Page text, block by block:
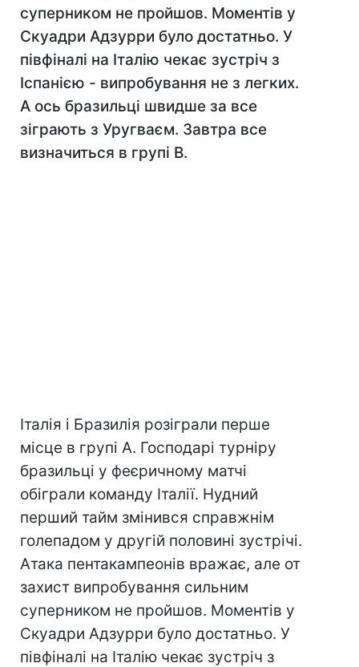
суперником не пройшов. Моментів у
Скуадри Адзурри було достатньо. У
півфіналі на Італію чекає зустріч з
Іспанією - випробування не з легких.
А ось бразильці швидше за все
зіграють з Уругваєм. Завтра все
визначиться в групі В.
Італія і Бразилія розіграли перше
місце в групі А. Господарі турніру
бразильці у феєричному матчі
обіграли команду Італії. Нудний
перший тайм змінився справжнім
голепадом у другій половині зустрічі.
Атака пентакампеонів вражає, але от
захист випробування сильним
суперником не пройшов. Моментів у
Скуадри Адзурри було достатньо. У
півфіналі на Італію чекає зустріч з